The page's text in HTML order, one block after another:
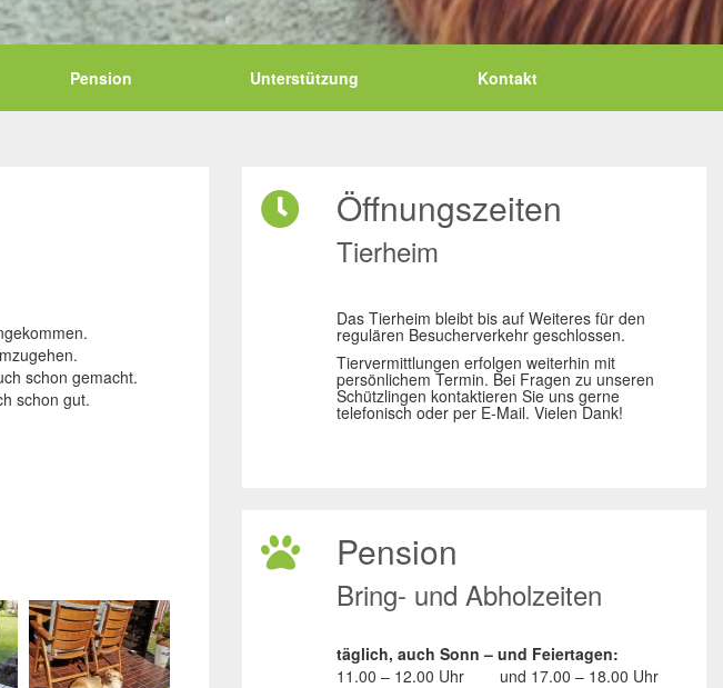
Pension Unterstützung Kontakt
schon gemacht.
schon gut.
Öffnungszeiten
Tierheim
Das Tierheim bleibt bis auf Weiteres für den
regulären Besucherverkehr geschlossen.
Tiervermittlungen erfolgen weiterhin mit
persönlichem Termin. Bei Fragen zu unseren
Schützlingen kontaktieren Sie uns gerne
telefonisch oder per E-Mail. Vielen Dank!
Pension
Bring- und Abholzeiten
täglich, auch Sonn – und Feiertagen:
11.00 – 12.00 Uhr
und 17.00 – 18.00 Uhr